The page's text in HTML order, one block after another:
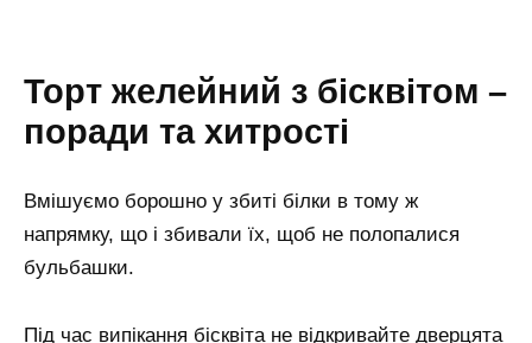
Торт желейний з бісквітом –
поради та хитрості
Вмішуємо борошно у збиті білки в тому ж
напрямку, що і збивали їх, щоб не полопалися
бульбашки.
Під час випікання бісквіта не відкривайте дверцята